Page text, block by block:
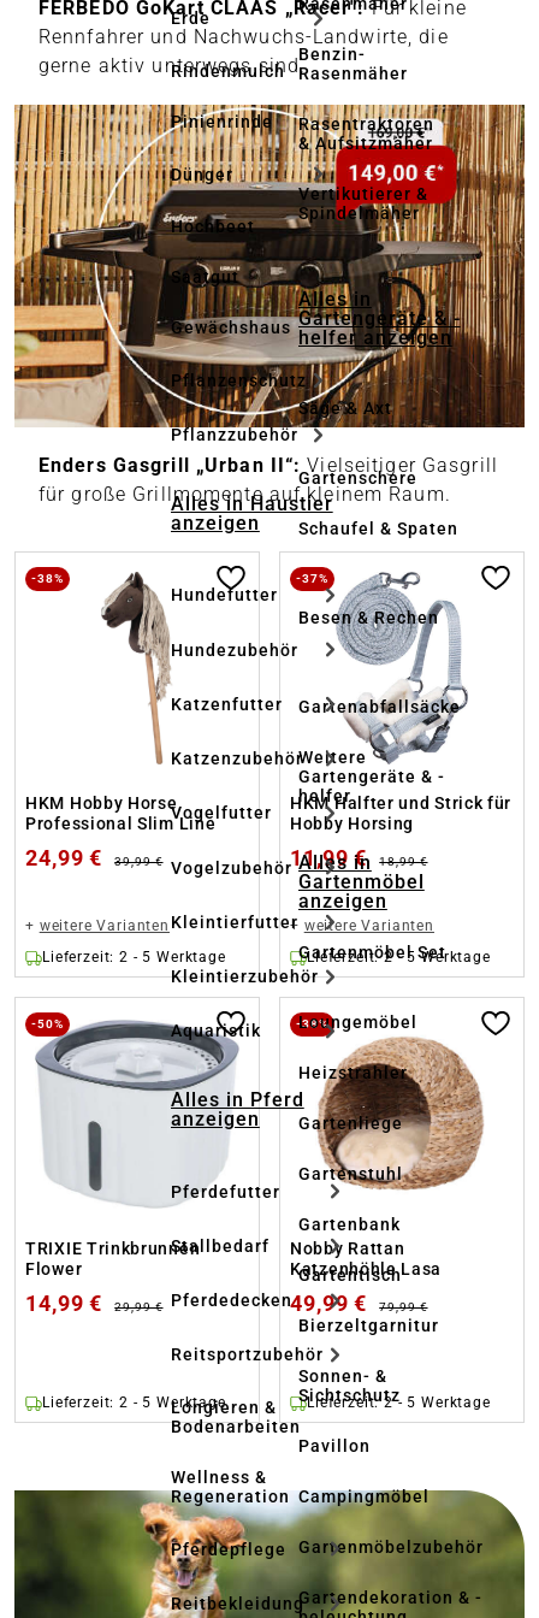
Erde
Rindenmulch
Pinienrinde
Dünger
Hochbeet
Saatgut
Gewächshaus
Pflanzenschutz
Pflanzzubehör
Alles in Haustier
anzeigen
Hundefutter
Hundezubehör
Katzenfutter
Katzenzubehör
Vogelfutter
Vogelzubehör
Kleintierfutter
Kleintierzubehör
Aquaristik
Alles in Pferd
anzeigen
Pferdefutter
Stallbedarf
Pferdedecken
Reitsportzubehör
Longieren &
Bodenarbeiten
Wellness &
Regeneration
Pferdepflege
Reitbekleidung
Benzin-
Rasenmäher
Rasentraktoren
& Aufsitzmäher
Vertikutierer &
Spindelmäher
Alles in
Gartengeräte & -
helfer anzeigen
Säge & Axt
Gartenschere
Schaufel & Spaten
Besen & Rechen
Gartenabfallsäcke
Weitere
Gartengeräte & -
helfer
Alles in
Gartenmöbel
anzeigen
Gartenmöbel Set
Loungemöbel
Heizstrahler
Gartenliege
Gartenstuhl
Gartenbank
Gartentisch
Bierzeltgarnitur
Sonnen- &
Sichtschutz
Pavillon
Campingmöbel
Gartenmöbelzubehör
Gartendekoration & -
FERBEDO GoKart CLAAS „Racer":Für kleine
Rennfahrer und Nachwuchs-Landwirte, die
gerne aktiv unterwegs sind.
Enders Gasgrill „Urban II“: Vielseitiger Gasgrill
für große Grillmomente auf kleinem Raum.
-38%
HKM Hobby Horse
Professional Slim Line
24,99 € 39,99 €
+ weitere Varianten
Lieferzeit: 2 - 5 Werktage
-37%
HKM Halfter und Strick für
Hobby Horsing
11,99 € 18,99 €
+ weitere Varianten
Lieferzeit: 2 - 5 Werktage
-50%
TRIXIE Trinkbrunnen
Flower
14,99 € 29,99 €
Lieferzeit: 2 - 5 Werktage
-38%
Nobby Rattan
Katzenhöhle Lasa
49,99 € 79,99 €
Lieferzeit: 2 - 5 Werktage